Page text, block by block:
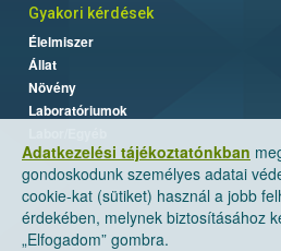
Adatkezelési tájékoztatónkban
gondoskodunk személyes adatai
cookie-kat (sütiket) használ a jobb
érdekében, melynek biztosításához
„Elfogadom” gombra.
Gyakori kérdések
Élelmiszer
Állat
Növény
Laboratóriumok